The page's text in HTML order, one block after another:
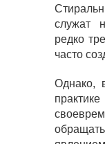
служат
редко
часто
Однако,